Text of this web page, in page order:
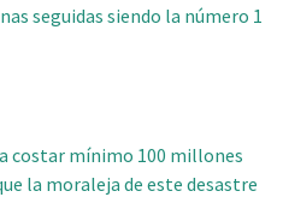
seguidas siendo la número 1
costar mínimo 100 millones
la moraleja de este desastre